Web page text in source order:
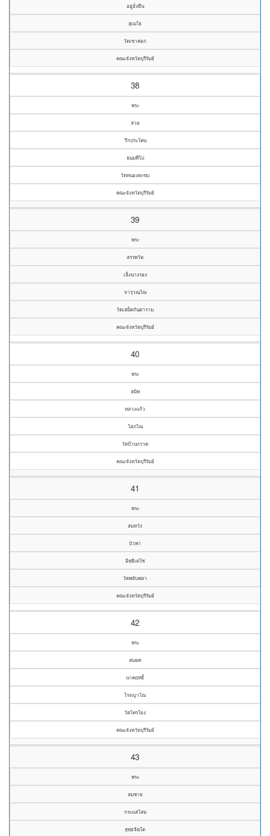
อยู่ยั่งยืน
สุเมโธ
วัดเขาคอก
คณะจังหวัดบุรีรัมย์
38
พระ
สวย
วึกประโคน
ธมฺมทีโป
วัดหนองตะขบ
คณะจังหวัดบุรีรัมย์
39
พระ
สรรพวัต
เล็งนางรอง
จารุวณฺโณ
วัดเสม็ดกันตาราม
คณะจังหวัดบุรีรัมย์
40
พระ
สมิท
หลวงแก้ว
โสภโณ
วัดบ้านกรวด
คณะจังหวัดบุรีรัมย์
41
พระ
สมหวัง
บัวพา
อิทฺธิเตโช
วัดพลับพลา
คณะจังหวัดบุรีรัมย์
42
พระ
สมยศ
นาคฤทธิ์
โรจญาโณ
วัดไทรโยง
คณะจังหวัดบุรีรัมย์
43
พระ
สมชาย
กระแสโสม
สุทฺธจิตฺโต